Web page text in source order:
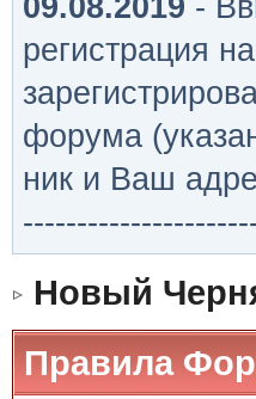
09.08.2019 -
регистрация
форума
ник и Ваш
Новый
Правила